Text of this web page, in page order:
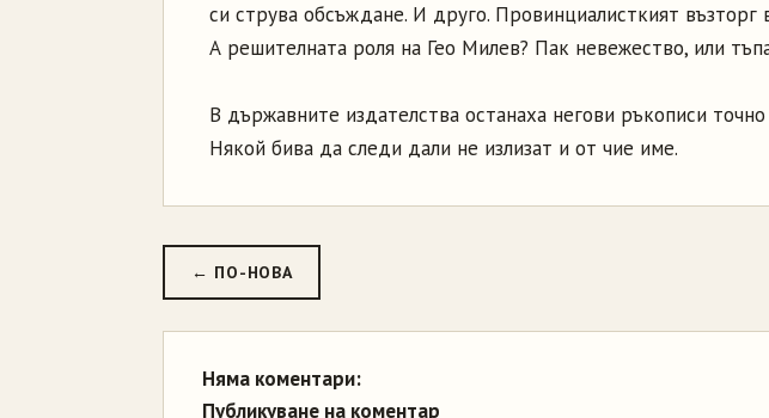
си струва обсъждане. И друго. Провинциалисткият възторг
А решителната роля на Гео Милев? Пак невежество, или
В държавните издателства останаха негови ръкописи
Някой бива да следи дали не излизат и от чие име.
← ПО-НОВА
Няма коментари:
Публикуване на коментар